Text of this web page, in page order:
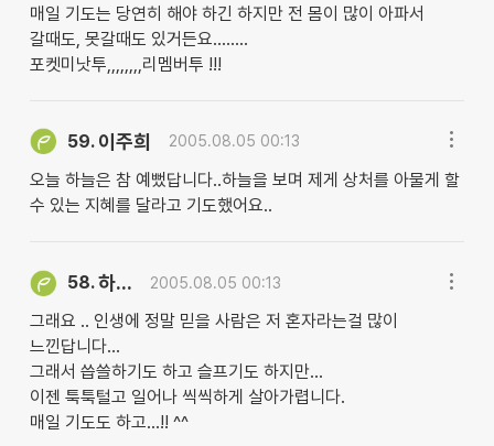
매일 기도는 당연히 해야 하긴 하지만 전 몸이 많이 아파서
갈때도, 못갈때도 있거든요........
포켓미낫투,,,,,,,,리멤버투 !!!
59. 이주희 2005.08.05 00:13
오늘 하늘은 참 예뻤답니다..하늘을 보며 제게 상처를 아물게 할
수 있는 지혜를 달라고 기도했어요..
58.하... 2005.08.05 00:13
그래요 .. 인생에 정말 믿을 사람은 저 혼자라는걸 많이
느낀답니다...
그래서 씁쓸하기도 하고 슬프기도 하지만...
이젠 툭툭털고 일어나 씩씩하게 살아가렵니다.
매일 기도도 하고...!! ^^